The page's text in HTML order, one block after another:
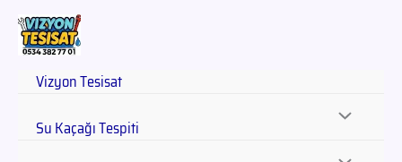
Vizyon Tesisat
Su Kaçağı Tespiti